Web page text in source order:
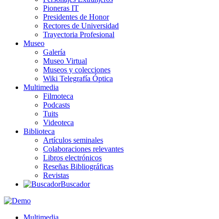
Pioneras IT
Presidentes de Honor
Rectores de Universidad
Trayectoria Profesional
Museo
Galería
Museo Virtual
Museos y colecciones
Wiki Telegrafía Óptica
Multimedia
Filmoteca
Podcasts
Tuits
Videoteca
Biblioteca
Artículos seminales
Colaboraciones relevantes
Libros electrónicos
Reseñas Bibliográficas
Revistas
Buscador
Multimedia